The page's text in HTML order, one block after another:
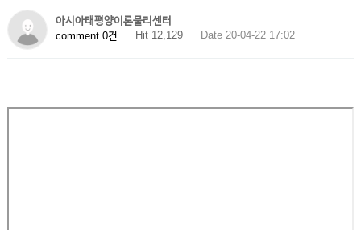
아시아태평양이론물리센터
comment 0건
Hit 12,129 Date 20-04-22 17:02